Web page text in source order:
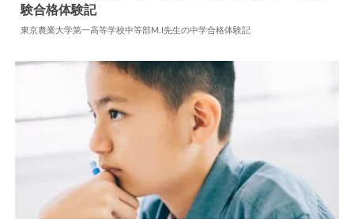
中学合格体験記
験合格体験記
東京農業大学第一高等学校中等部M.I先生の中学合格体験記